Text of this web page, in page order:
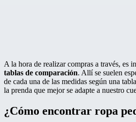
A la hora de realizar compras a través, es
tablas de comparación. Allí se suelen
de cada una de las medidas según una
la prenda que mejor se adapte a nuestro
¿Cómo encontrar ropa